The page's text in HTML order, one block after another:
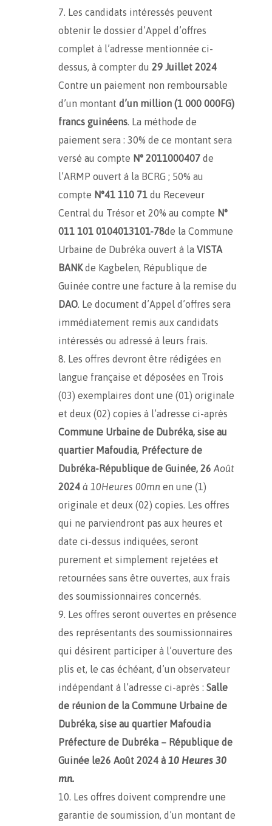
Les candidats intéressés peuvent
obtenir le dossier d’Appel d’offres
complet à l’adresse mentionnée ci-
dessus, à compter du 29 Juillet 2024
Contre un paiement non remboursable
d’un montant d’un million (1 000 000FG)
francs guinéens. La méthode de
paiement sera : 30% de ce montant sera
versé au compte N° 2011000407 de
l’ARMP ouvert à la BCRG ; 50% au
compte N°41 110 71 du Receveur
Central du Trésor et 20% au compte N°
011 101 0104013101-78de la Commune
Urbaine de Dubréka ouvert à la VISTA
BANKde Kagbelen, République de
Guinée contre une facture à la remise du
DAO. Le document d’Appel d’offres sera
immédiatement remis aux candidats
intéressés ou adressé à leurs frais.
Les offres devront être rédigées en
langue française et déposées en Trois
(03) exemplaires dont une (01) originale
et deux (02) copies à l’adresse ci-après
Commune Urbaine de Dubréka, sise au
quartier Mafoudia, Préfecture de
Dubréka-République de Guinée, 26 Août
2024 à 10Heures 00mn en une (1)
originale et deux (02) copies. Les offres
qui ne parviendront pas aux heures et
date ci-dessus indiquées, seront
purement et simplement rejetées et
retournées sans être ouvertes, aux frais
des soumissionnaires concernés.
Les offres seront ouvertes en présence
des représentants des soumissionnaires
qui désirent participer à l’ouverture des
plis et, le cas échéant, d’un observateur
indépendant à l’adresse ci-après : Salle
de réunion de la Commune Urbaine de
Dubréka, sise au quartier Mafoudia
Préfecture de Dubréka – République de
Guinée le26 Août 2024 à 10 Heures 30
mn.
Les offres doivent comprendre une
garantie de soumission, d’un montant de